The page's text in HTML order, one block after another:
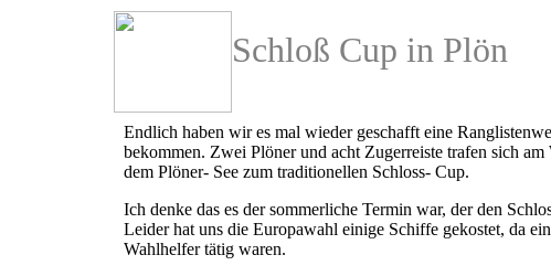
Schloß Cup in Plön
Endlich haben wir es mal wieder geschafft eine
bekommen. Zwei Plöner und acht Zugerreiste trafen sich
dem Plöner- See zum traditionellen Schloss- Cup.
Ich denke das es der sommerliche Termin war, der den
Leider hat uns die Europawahl einige Schiffe gekostet, da
Wahlhelfer tätig waren.